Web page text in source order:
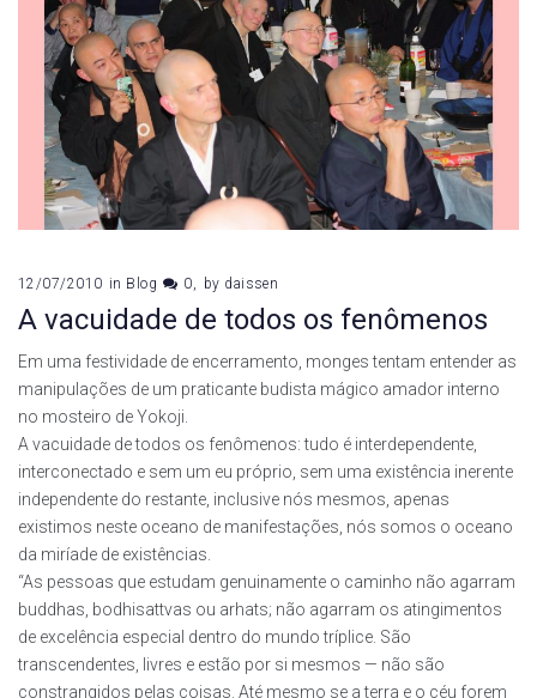
12/07/2010 in Blog 0 by daissen
A vacuidade de todos os fenômenos
Em uma festividade de encerramento, monges tentam entender as
manipulações de um praticante budista mágico amador interno
no mosteiro de Yokoji.
A vacuidade de todos os fenômenos: tudo é interdependente,
interconectado e sem um eu próprio, sem uma existência inerente
independente do restante, inclusive nós mesmos, apenas
existimos neste oceano de manifestações, nós somos o oceano
da miríade de existências.
“As pessoas que estudam genuinamente o caminho não agarram
buddhas, bodhisattvas ou arhats; não agarram os atingimentos
de excelência especial dentro do mundo tríplice. São
transcendentes, livres e estão por si mesmos — não são
constrangidos pelas coisas. Até mesmo se a terra e o céu forem